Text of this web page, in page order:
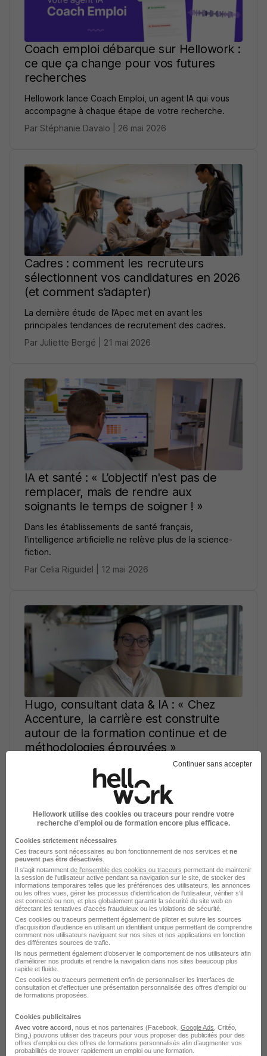
Coach emploi débarque sur Hellowork :
ce que ça change pour vos futures
recherches
Hellowork lance Coach Emploi, un agent IA qui vous
accompagne à chaque étape de votre recherche.
Par Stéphanie Davalo | 26 mai 2026
Cadres : comment les recruteurs
sélectionnent vos candidatures en 2026
(et comment s’adapter)
La dernière étude de l’Apec met en avant les
principales tendances de recrutement des cadres.
Par Juliette Bergé | 21 mai 2026
IA et santé : « L’objectif n'est pas de
remplacer, mais de rendre aux
soignants le temps de soigner ! »
Dans les établissements de santé français,
l'intelligence artificielle ne relève plus de la science-
fiction.
Par Celia Riguidel | 12 mai 2026
Hugo, consultant data & IA : « Chez
Accenture, la carrière est construite
autour de la formation continue et de
méthodologies éprouvées »
Spécialisé en data et IA, Hugo a quitté le freelance
pour rejoindre des projets à grande échelle chez
Par Stéphanie Davalo | 5 mai 2026
De plus en plus de salariés convaincus
de la nécessité de se former à
l’intelligence artificielle
Une étude révèle qu’une véritable prise de
Par Juliette Bergé | 22 avril 2026
Continuer sans accepter
Hellowork utilise des cookies ou traceurs pour rendre votre
recherche d’emploi ou de formation encore plus efficace.
Cookies strictement nécessaires
Ces traceurs sont nécessaires au bon fonctionnement de nos services et ne
peuvent pas être désactivés
Il s'agit notamment de l'ensemble des cookies ou traceurs permettant de maintenir
la session de l'utilisateur active pendant sa navigation sur le site, de stocker des
informations temporaires telles que les préférences des utilisateurs, les annonces
ou les offres vues, gérer les processus d'identification de l'utilisateur, vérifier s'il
est connecté ou non, et plus globalement garantir la sécurité du site web en
détectant les tentatives d'accès frauduleux ou les violations de sécurité.
Ces cookies ou traceurs permettent également de piloter et suivre les sources
d'acquisition d'audience en utilisant un identifiant unique permettant de comprendre
comment nos utilisateurs naviguent sur nos sites et nos applications en fonction
des différentes sources de trafic.
Ils nous permettent également d’observer le comportement de nos utilisateurs afin
d'améliorer nos produits et rendre la navigation dans nos sites beaucoup plus
rapide et fluide.
Ces cookies ou traceurs permettent enfin de personnaliser les interfaces de
consultation et d'effectuer une présentation personnalisée des offres d'emploi ou
de formations proposées.
Cookies publicitaires
Avec votre accord , nous et nos partenaires (Facebook, Google Ads , Critéo,
Bing,) pouvons utiliser des traceurs pour vous proposer des publicités pour des
offres d’emploi ou des offres de formations personnalisés afin d’augmenter vos
probabilités de trouver rapidement un emploi ou une formation.